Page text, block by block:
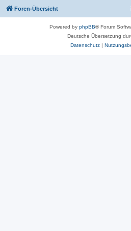
Foren-Übersicht
Powered by phpBB® Forum
Deutsche Übersetzung
Datenschutz|